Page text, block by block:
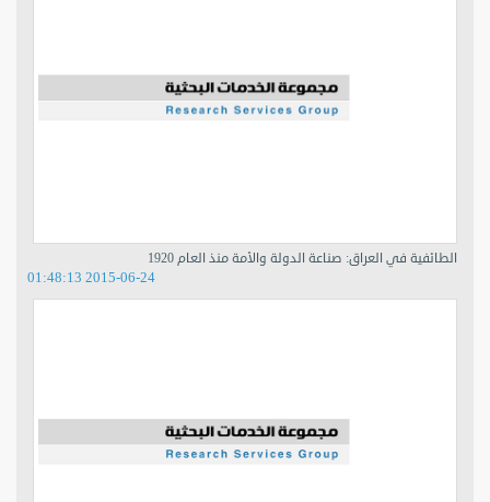
الطائفية في العراق: صناعة الدولة والأمة منذ العام 1920
2015-06-24 01:48:13